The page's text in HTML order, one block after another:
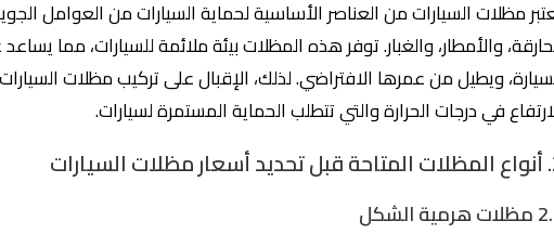
مظلات السيارات من العناصر الأساسية لحماية السيارات من العوامل
والأمطار، والغبار. توفر هذه المظلات بيئة ملائمة للسيارات، مما
ويطيل من عمرها الافتراضي. لذلك، الإقبال على تركيب مظلات
في درجات الحرارة والتي تتطلب الحماية المستمرة لسيارات.
الشكل